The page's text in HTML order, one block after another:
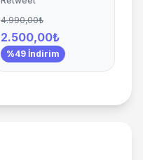
4.990,00₺
2.500,00₺
%49 İndirim